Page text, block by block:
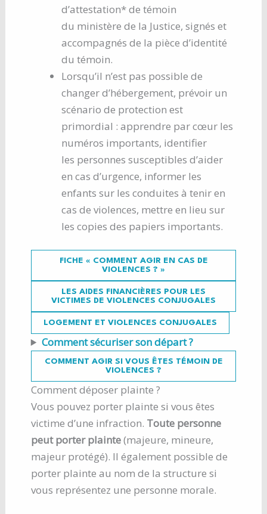
d’attestation* de témoin
du ministère de la Justice, signés et
accompagnés de la pièce d’identité
du témoin.
Lorsqu’il n’est pas possible de
changer d’hébergement, prévoir un
scénario de protection est
primordial : apprendre par cœur les
numéros importants, identifier
les personnes susceptibles d’aider
en cas d’urgence, informer les
enfants sur les conduites à tenir en
cas de violences, mettre en lieu sur
les copies des papiers importants.
FICHE « COMMENT AGIR EN CAS DE
VIOLENCES ? »
LES AIDES FINANCIÈRES POUR LES
VICTIMES DE VIOLENCES CONJUGALES
LOGEMENT ET VIOLENCES CONJUGALES
Comment sécuriser son départ ?
COMMENT AGIR SI VOUS ÊTES TÉMOIN DE
VIOLENCES ?
Comment déposer plainte ?
Vous pouvez porter plainte si vous êtes
victime d’une infraction. Toute personne
peut porter plainte(majeure, mineure,
majeur protégé). Il également possible de
porter plainte au nom de la structure si
vous représentez une personne morale.